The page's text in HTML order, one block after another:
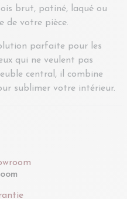
brut, patiné, laqué ou
de votre pièce.
parfaite pour les
qui ne veulent pas
central, il combine
sublimer votre intérieur.